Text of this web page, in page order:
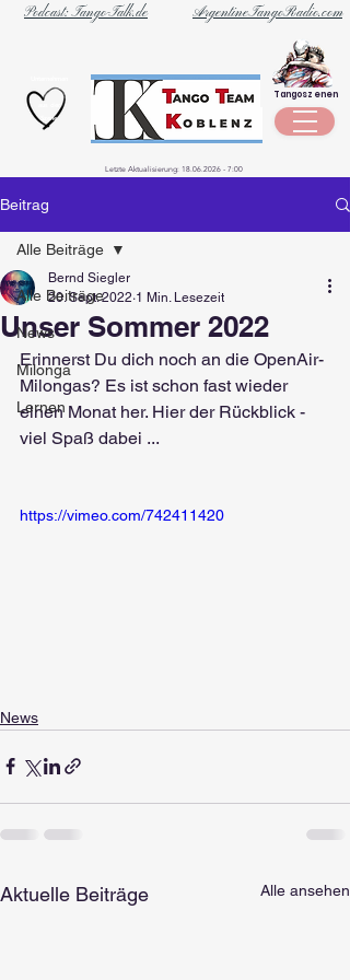
ArgentineTangoRadio.com
Podcast: Tango-Talk.de
Szene
Tangoszenen
Letzte Aktualisierung: 18.06.2026 - 7:00
Beitrag
Alle Beiträge
News
Milonga
Lernen
Alle Beiträge
Unser Sommer 2022
Bernd Siegler
20. Sept. 2022 1 Min. Lesezeit
Erinnerst Du dich noch an die OpenAir-
Milongas? Es ist schon fast wieder
einen Monat her. Hier der Rückblick -
viel Spaß dabei ...
https://vimeo.com/742411420
News
Aktuelle Beiträge Alle ansehen